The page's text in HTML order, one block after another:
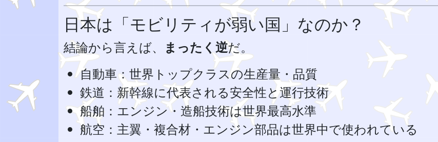
日本は「モビリティが弱い国」なのか？
結論から言えば、 まったく逆だ。
自動車：世界トップクラスの生産量・品質
鉄道：新幹線に代表される安全性と運行技術
船舶：エンジン・造船技術は世界最高水準
航空：主翼・複合材・エンジン部品は世界中で使われている